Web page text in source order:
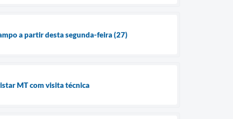
a partir desta segunda-feira (27)
MT com visita técnica